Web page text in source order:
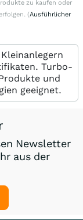
zu kaufen oder
(Ausführlicher
Turbo-
und
geeignet.
Newsletter
aus der